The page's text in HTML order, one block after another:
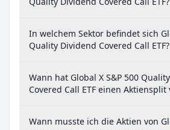
In welchem Sektor befindet sich
Quality Dividend Covered Call ETF?
Wann hat Global X S&P 500
Covered Call ETF einen Aktiensplit
Wann musste ich die Aktien von